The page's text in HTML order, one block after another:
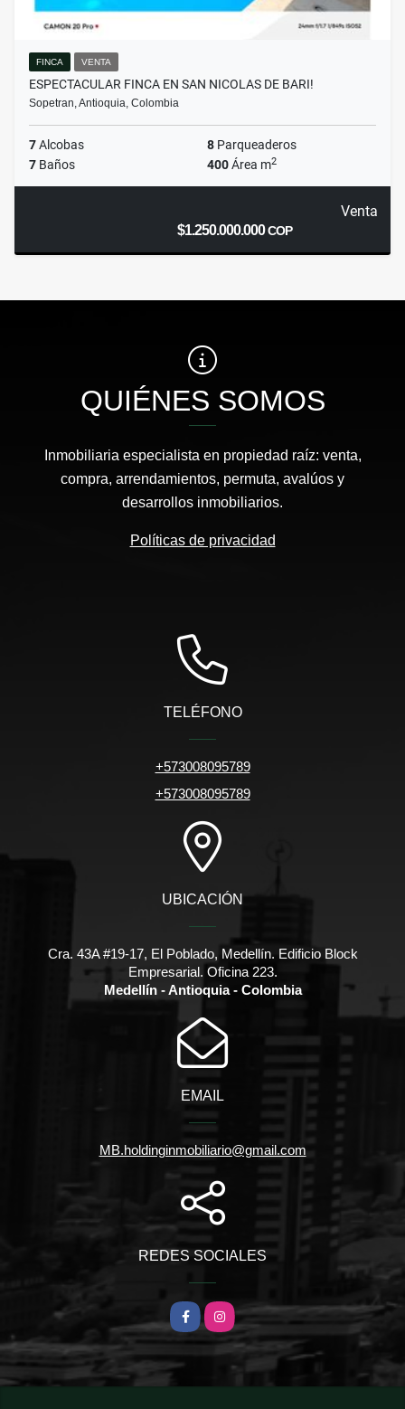
FINCA VENTA
ESPECTACULAR FINCA EN SAN NICOLAS DE BARI!
Sopetran, Antioquia, Colombia
7Alcobas 8 Parqueaderos
7 Baños 400Área m2
Venta
$1.250.000.000COP
QUIÉNES SOMOS
Inmobiliaria especialista en propiedad raíz: venta,
compra, arrendamientos, permuta, avalúos y
desarrollos inmobiliarios.
Políticas de privacidad
TELÉFONO
+573008095789
+573008095789
UBICACIÓN
Cra. 43A #19-17, El Poblado, Medellín. Edificio Block
Empresarial. Oficina 223.
Medellín - Antioquia - Colombia
EMAIL
MB.holdinginmobiliario@gmail.com
REDES SOCIALES
FacebookInstagram